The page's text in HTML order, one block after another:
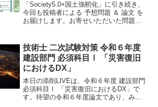
「Society5.0×国土強靭化」に引き続き、
今回も投稿者による 予想問題 ＆ 論文 を
お届けします。お寄せいただいた問題
地」が設定されています。
技術士 二次試験対策 令和６年度
建設部門 必須科目Ⅰ 「災害復旧
におけるDX」
本日の添削LIVEは、令和６年度 建設部門
必須科目Ⅰ 「災害復旧におけるDX」で
す。待望の令和６年度論文であり、みな